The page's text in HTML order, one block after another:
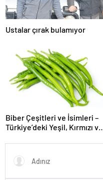
Ustalar çırak bulamıyor
Biber Çeşitleri ve İsimleri –
Türkiye’deki Yeşil, Kırmızı ve